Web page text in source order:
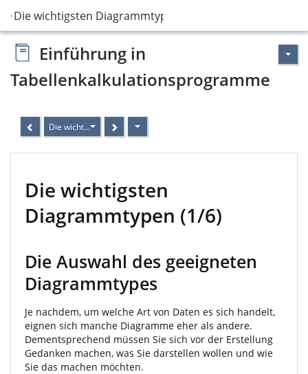
Die wichtigsten Diagrammtypen
Einführung in
Tabellenkalkulationsprogramme
Die wichtigsten Diagrammtypen
Die wichtigsten
Diagrammtypen (1/6)
Die Auswahl des geeigneten
Diagrammtypes
Je nachdem, um welche Art von Daten es sich handelt,
eignen sich manche Diagramme eher als andere.
Dementsprechend müssen Sie sich vor der Erstellung
Gedanken machen, was Sie darstellen wollen und wie
Sie das machen möchten.